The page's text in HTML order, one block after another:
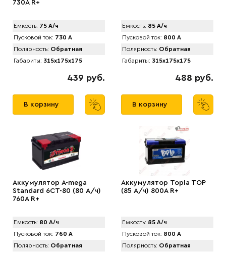
730A R+
Емкость: 75 А/ч
Пусковой ток: 730 А
Полярность: Обратная
Габариты: 315x175x175
439 руб.
В корзину
Емкость: 85 А/ч
Пусковой ток: 800 А
Полярность: Обратная
Габариты: 315x175x175
488 руб.
В корзину
Аккумулятор A-mega
Standard 6СТ-80 (80 А/ч)
760A R+
Емкость: 80 А/ч
Пусковой ток: 760 А
Полярность: Обратная
Аккумулятор Topla TOP
(85 А/ч) 800A R+
Емкость: 85 А/ч
Пусковой ток: 800 А
Полярность: Обратная